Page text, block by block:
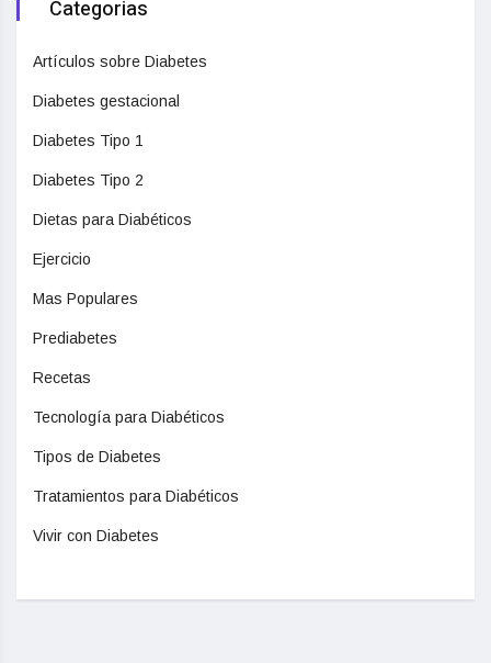
Categorias
Artículos sobre Diabetes
Diabetes gestacional
Diabetes Tipo 1
Diabetes Tipo 2
Dietas para Diabéticos
Ejercicio
Mas Populares
Prediabetes
Recetas
Tecnología para Diabéticos
Tipos de Diabetes
Tratamientos para Diabéticos
Vivir con Diabetes